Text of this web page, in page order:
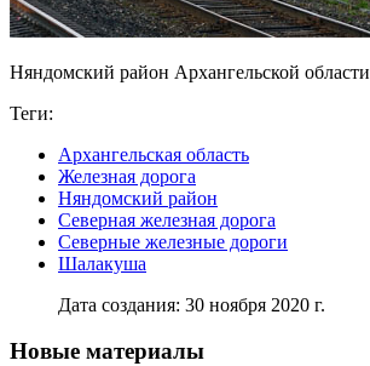
Няндомский район Архангельской области
Теги:
Архангельская область
Железная дорога
Няндомский район
Северная железная дорога
Северные железные дороги
Шалакуша
Дата создания: 30 ноября 2020 г.
Новые материалы